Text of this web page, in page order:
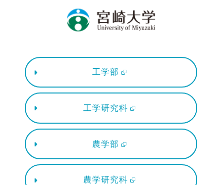
工学部
工学研究科
農学部
農学研究科